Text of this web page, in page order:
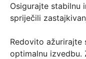
Osigurajte stabilnu
spriječili
Redovito ažurirajte
optimalnu izvedbu.